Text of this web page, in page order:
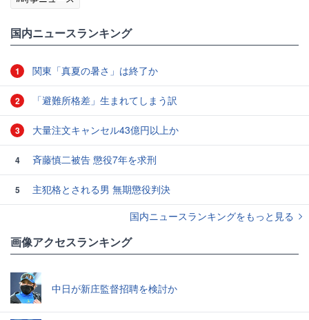
国内ニュースランキング
1 関東「真夏の暑さ」は終了か
2 「避難所格差」生まれてしまう訳
3 大量注文キャンセル43億円以上か
4 斉藤慎二被告 懲役7年を求刑
5
主犯格とされる男 無期懲役判決
国内ニュースランキングをもっと見る
画像アクセスランキング
中日が新庄監督招聘を検討か